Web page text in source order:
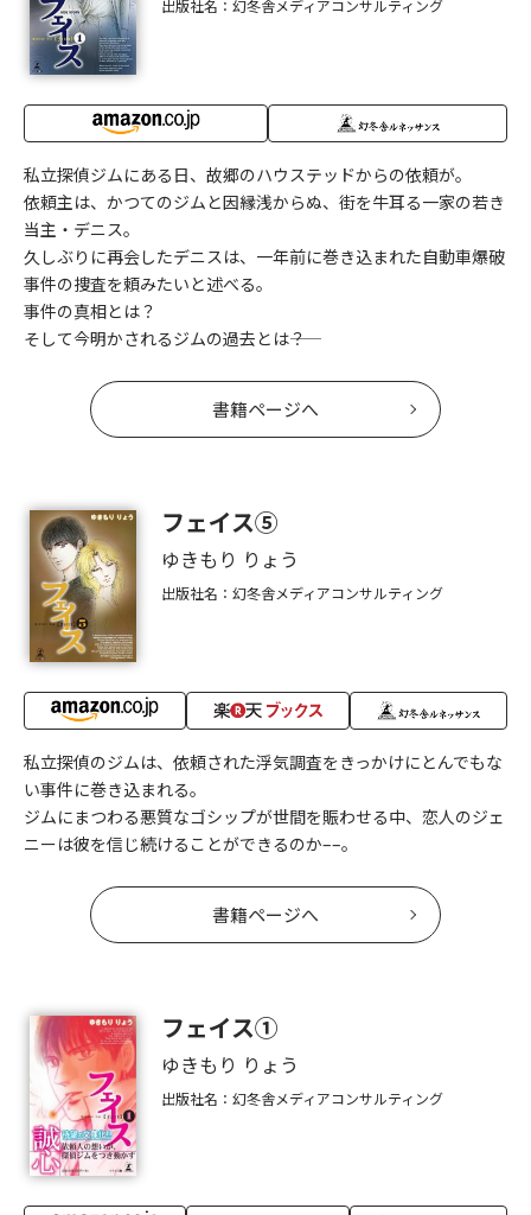
出版社名：幻冬舎メディアコンサルティング
私立探偵ジムにある日、故郷のハウステッドからの依頼が。
依頼主は、かつてのジムと因縁浅からぬ、街を牛耳る一家の若き
当主・デニス。
久しぶりに再会したデニスは、一年前に巻き込まれた自動車爆破
事件の捜査を頼みたいと述べる。
事件の真相とは？
そして今明かされるジムの過去とは――？
書籍ページへ
フェイス⑤
ゆきもり りょう
出版社名：幻冬舎メディアコンサルティング
私立探偵のジムは、依頼された浮気調査をきっかけにとんでもな
い事件に巻き込まれる。
ジムにまつわる悪質なゴシップが世間を賑わせる中、恋人のジェ
ニーは彼を信じ続けることができるのか––。
書籍ページへ
フェイス①
ゆきもり りょう
出版社名：幻冬舎メディアコンサルティング